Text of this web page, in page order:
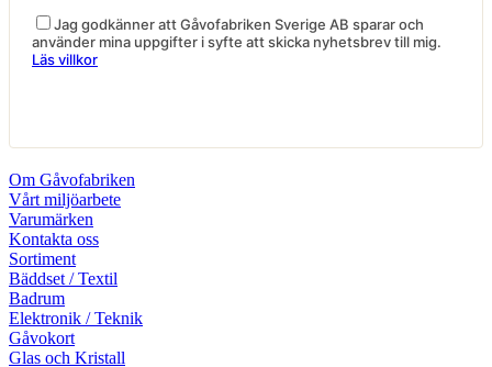
Jag godkänner att Gåvofabriken Sverige AB sparar och
använder mina uppgifter i syfte att skicka nyhetsbrev till mig.
Läs villkor
Om Gåvofabriken
Vårt miljöarbete
Varumärken
Kontakta oss
Sortiment
Bäddset / Textil
Badrum
Elektronik / Teknik
Gåvokort
Glas och Kristall